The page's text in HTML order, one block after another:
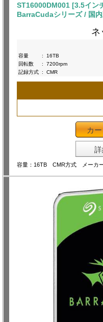
ST16000DM001 [3.5イン
BarraCudaシリーズ / 国
ネ
容量
:
16TB
回転数
:
7200rpm
記録方式 : CMR
カ
容量：16TB CMR方式 メーカ